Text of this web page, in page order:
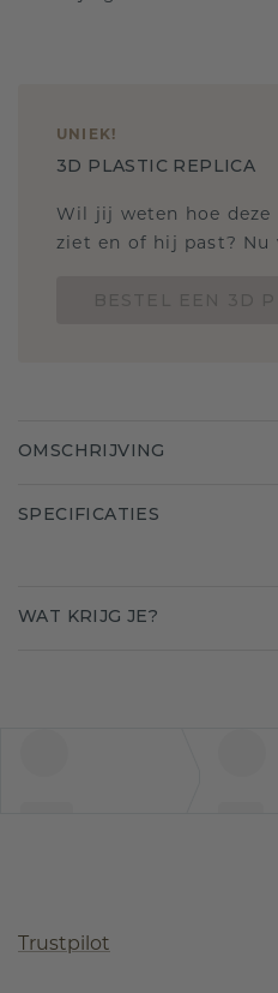
UNIEK!
3D PLASTIC REPLICA
Wil jij weten hoe
ziet en of hij past? Nu
OMSCHRIJVING
SPECIFICATIES
WAT KRIJG JE?
Trustpilot